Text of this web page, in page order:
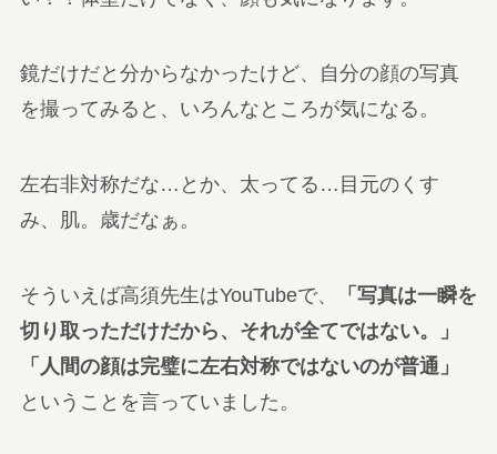
鏡だけだと分からなかったけど、自分の顔の写真
を撮ってみると、いろんなところが気になる。
左右非対称だな…とか、太ってる…目元のくす
み、肌。歳だなぁ。
そういえば高須先生はYouTubeで、
「写真は一瞬を
切り取っただけだから、それが全てではない。」
「人間の顔は完璧に左右対称ではないのが普通」
ということを言っていました。